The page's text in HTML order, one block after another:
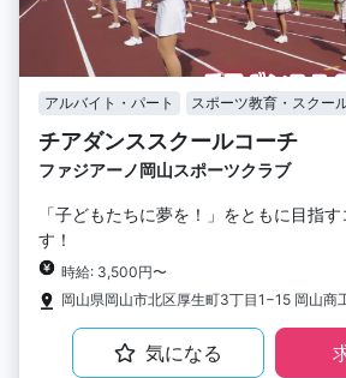
アルバイト・パート スポーツ教育・スクー
チアダンススクールコーチ
ファジアーノ岡山スポーツクラブ
「子どもたちに夢を！」をともに目指
す！
時給: 3,500円〜
岡山県岡山市北区厚生町3丁目1−15 岡山商
気になる